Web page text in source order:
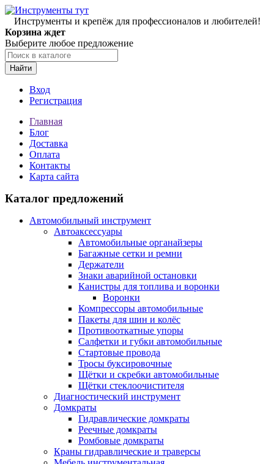
Инструменты и крепёж для профессионалов и любителей!
Корзина ждет
Выберите любое предложение
Найти
Вход
Регистрация
Главная
Блог
Доставка
Оплата
Контакты
Карта сайта
Каталог предложений
Автомобильный инструмент
Автоаксессуары
Автомобильные органайзеры
Багажные сетки и ремни
Держатели
Знаки аварийной остановки
Канистры для топлива и воронки
Воронки
Компрессоры автомобильные
Пакеты для шин и колёс
Противооткатные упоры
Салфетки и губки автомобильные
Стартовые провода
Тросы буксировочные
Щётки и скребки автомобильные
Щётки стеклоочистителя
Диагностический инструмент
Домкраты
Гидравлические домкраты
Реечные домкраты
Ромбовые домкраты
Краны гидравлические и траверсы